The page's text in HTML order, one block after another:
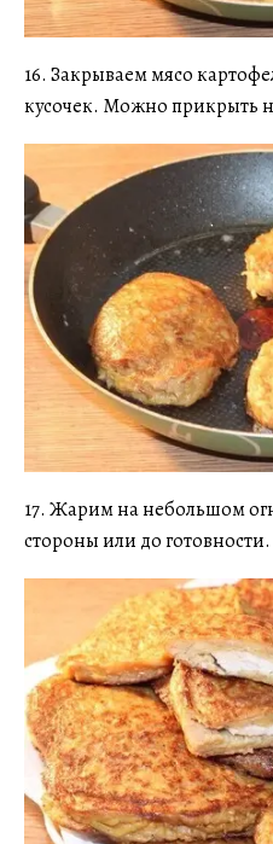
16. Закрываем мясо
кусочек. Можно прикрыть
17. Жарим на небольшом
стороны или до готовности.